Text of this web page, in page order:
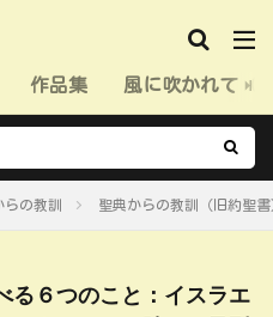
作品集 風に吹かれて（
らの教訓 聖典からの教訓（旧約聖書
る６つのこと：イスラエ